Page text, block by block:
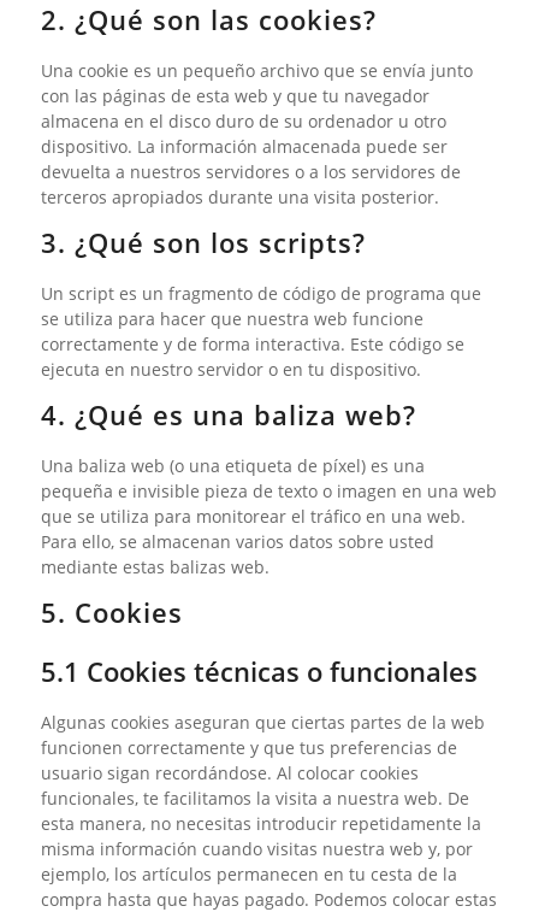
2. ¿Qué son las cookies?
Una cookie es un pequeño archivo que se envía junto
con las páginas de esta web y que tu navegador
almacena en el disco duro de su ordenador u otro
dispositivo. La información almacenada puede ser
devuelta a nuestros servidores o a los servidores de
terceros apropiados durante una visita posterior.
3. ¿Qué son los scripts?
Un script es un fragmento de código de programa que
se utiliza para hacer que nuestra web funcione
correctamente y de forma interactiva. Este código se
ejecuta en nuestro servidor o en tu dispositivo.
4. ¿Qué es una baliza web?
Una baliza web (o una etiqueta de píxel) es una
pequeña e invisible pieza de texto o imagen en una web
que se utiliza para monitorear el tráfico en una web.
Para ello, se almacenan varios datos sobre usted
mediante estas balizas web.
5. Cookies
5.1 Cookies técnicas o funcionales
Algunas cookies aseguran que ciertas partes de la web
funcionen correctamente y que tus preferencias de
usuario sigan recordándose. Al colocar cookies
funcionales, te facilitamos la visita a nuestra web. De
esta manera, no necesitas introducir repetidamente la
misma información cuando visitas nuestra web y, por
ejemplo, los artículos permanecen en tu cesta de la
compra hasta que hayas pagado. Podemos colocar estas